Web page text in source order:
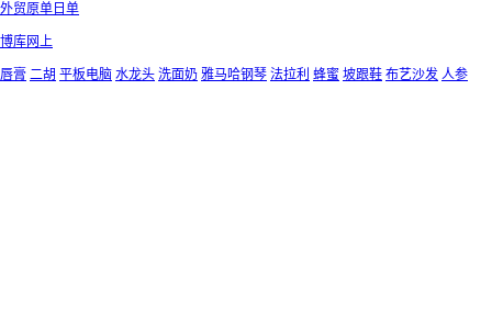
外贸原单日单
博库网上
唇膏 二胡 平板电脑 水龙头 洗面奶 雅马哈钢琴 法拉利 蜂蜜 坡跟鞋 布艺沙发 人参